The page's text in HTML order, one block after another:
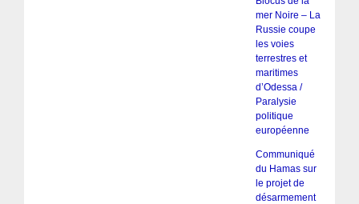
mer Noire – La
Russie coupe
les voies
terrestres et
maritimes
d’Odessa /
Paralysie
politique
européenne
Communiqué
du Hamas sur
le projet de
désarmement